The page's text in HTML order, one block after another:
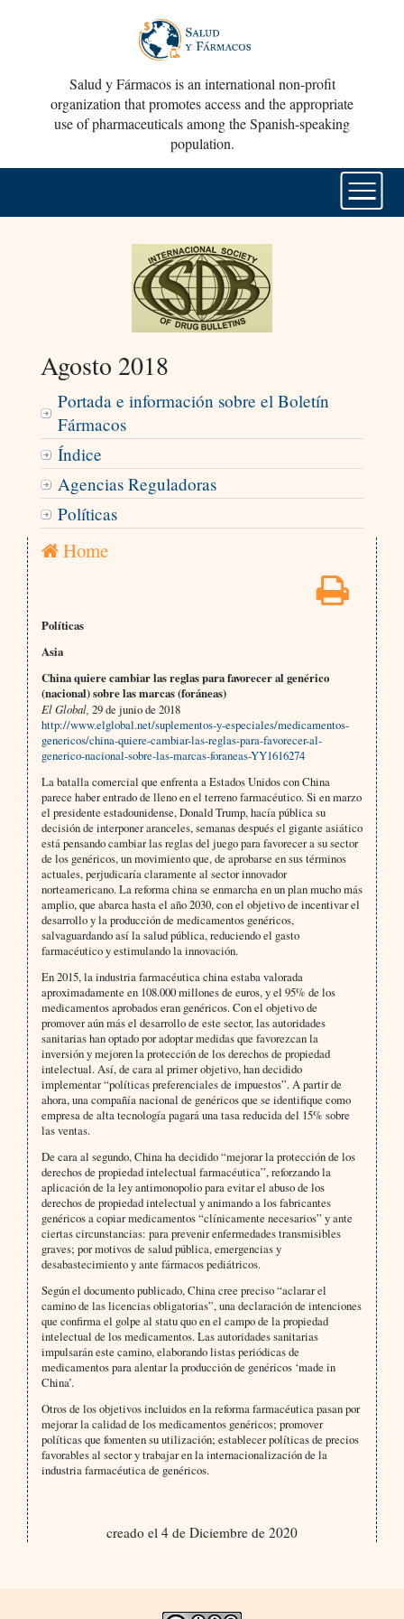
Salud y Fármacos is an international non-profit
organization that promotes access and the appropriate
use of pharmaceuticals among the Spanish-speaking
population.
Agosto 2018
Portada e información sobre el Boletín
Fármacos
Índice
Agencias Reguladoras
Políticas
Home
Políticas
Asia
China quiere cambiar las reglas para favorecer al genérico
(nacional) sobre las marcas (foráneas)
El Global, 29 de junio de 2018
http://www.elglobal.net/suplementos-y-especiales/medicamentos-
genericos/china-quiere-cambiar-las-reglas-para-favorecer-al-
generico-nacional-sobre-las-marcas-foraneas-YY1616274
La batalla comercial que enfrenta a Estados Unidos con China
parece haber entrado de lleno en el terreno farmacéutico. Si en marzo
el presidente estadounidense, Donald Trump, hacía pública su
decisión de interponer aranceles, semanas después el gigante asiático
está pensando cambiar las reglas del juego para favorecer a su sector
de los genéricos, un movimiento que, de aprobarse en sus términos
actuales, perjudicaría claramente al sector innovador
norteamericano. La reforma china se enmarcha en un plan mucho más
amplio, que abarca hasta el año 2030, con el objetivo de incentivar el
desarrollo y la producción de medicamentos genéricos,
salvaguardando así la salud pública, reduciendo el gasto
farmacéutico y estimulando la innovación.
En 2015, la industria farmacéutica china estaba valorada
aproximadamente en 108.000 millones de euros, y el 95% de los
medicamentos aprobados eran genéricos. Con el objetivo de
promover aún más el desarrollo de este sector, las autoridades
sanitarias han optado por adoptar medidas que favorezcan la
inversión y mejoren la protección de los derechos de propiedad
intelectual. Así, de cara al primer objetivo, han decidido
implementar “políticas preferenciales de impuestos”. A partir de
ahora, una compañía nacional de genéricos que se identifique como
empresa de alta tecnología pagará una tasa reducida del 15% sobre
las ventas.
De cara al segundo, China ha decidido “mejorar la protección de los
derechos de propiedad intelectual farmacéutica”, reforzando la
aplicación de la ley antimonopolio para evitar el abuso de los
derechos de propiedad intelectual y animando a los fabricantes
genéricos a copiar medicamentos “clínicamente necesarios” y ante
ciertas circunstancias: para prevenir enfermedades transmisibles
graves; por motivos de salud pública, emergencias y
desabastecimiento y ante fármacos pediátricos.
Según el documento publicado, China cree preciso “aclarar el
camino de las licencias obligatorias”, una declaración de intenciones
que confirma el golpe al statu quo en el campo de la propiedad
intelectual de los medicamentos. Las autoridades sanitarias
impulsarán este camino, elaborando listas periódicas de
medicamentos para alentar la producción de genéricos ‘made in
China’.
Otros de los objetivos incluidos en la reforma farmacéutica pasan por
mejorar la calidad de los medicamentos genéricos; promover
políticas que fomenten su utilización; establecer políticas de precios
favorables al sector y trabajar en la internacionalización de la
industria farmacéutica de genéricos.
creado el 4 de Diciembre de 2020